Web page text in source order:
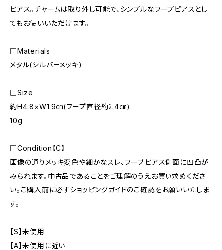
ピアス。チャームは取り外し可能で、シンプルなフープピアスとし
てもお使いいただけます。
□Materials
メタル(シルバーメッキ)
□Size
約H4.8×W1.9㎝(フープ直径約2.4㎝)
10g
□Condition【C】
画像の通りメッキ変色や細かなスレ、フープピアス側面に凹凸が
みられます。中古品であることをご理解のうえお買い求めくださ
い。ご購入前に必ずショッピングガイドのご確認をお願いいたしま
す。
【S】未使用
【A】未使用に近い